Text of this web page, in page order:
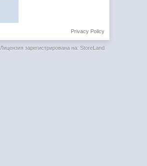
Privacy Policy
Лицензия зарегистрирована на: StoreLand